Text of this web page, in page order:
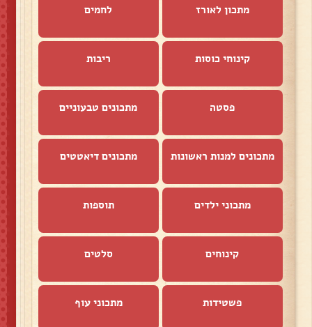
מתכון לאורז לחמים
קינוחי כוסות ריבות
פסטה מתכונים טבעוניים
מתכונים למנות ראשונות מתכונים דיאטטים
מתכוני ילדים תוספות
קינוחים סלטים
פשטידות מתכוני עוף